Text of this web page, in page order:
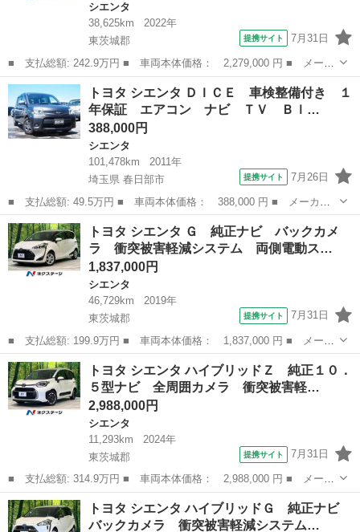
シエンタ
38,625km
2022年
東茨城郡
提携サイト 7月31日
■ 支払総額: 242.9万円 ■ 車両本体価格： 2,279,000 円 ■ メーカ
ー名： トヨタ ■ 車種名： シエンタ ■ グレード名： ハイブリ
ッド ファンベースＧ クエロ 純正ナビ バックカメラ 衝突被害
軽減シス...
茨城 東茨城郡 シエンタ
トヨタ シエンタ ＤＩＣＥ 車検整備付き １
年保証 エアコン ナビ ＴＶ Ｂｌ…
388,000円
シエンタ
101,478km
2011年
埼玉県 春日部市
提携サイト 7月26日
■ 支払総額: 49.5万円 ■ 車両本体価格： 388,000 円 ■ メーカー
名： トヨタ ■ 車種名： シエンタ ■ グレード名： ＤＩＣＥ
車検整備付き １年保証 エアコン ナビ ＴＶ Ｂｌｕｅｔｏｏｔ
ｈ バックカ...
埼玉 春日部市 シエンタ
トヨタ シエンタ Ｇ 純正ナビ バックカメ
ラ 衝突被害軽減システム 両側電動ス…
1,837,000円
シエンタ
46,729km
2019年
東茨城郡
提携サイト 7月31日
■ 支払総額: 199.9万円 ■ 車両本体価格： 1,837,000 円 ■ メーカ
ー名： トヨタ ■ 車種名： シエンタ ■ グレード名： Ｇ 純正
ナビ バックカメラ 衝突被害軽減システム 両側電動スライド ド
ラレコ ...
茨城 東茨城郡 シエンタ
トヨタ シエンタ ハイブリッドＺ 純正１０．
５型ナビ 全周囲カメラ 衝突被害軽…
2,988,000円
シエンタ
11,293km
2024年
東茨城郡
提携サイト 7月31日
■ 支払総額: 314.9万円 ■ 車両本体価格： 2,988,000 円 ■ メーカ
ー名： トヨタ ■ 車種名： シエンタ ■ グレード名： ハイブリ
ッドＺ 純正１０．５型ナビ 全周囲カメラ 衝突被害軽減システ
ム レーダ...
茨城 東茨城郡 シエンタ
トヨタ シエンタ ハイブリッドＧ 純正ナビ
バックカメラ 衝突被害軽減システム…